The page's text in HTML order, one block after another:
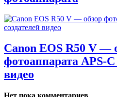
Canon EOS R50 V —
фотоаппарата APS-C
видео